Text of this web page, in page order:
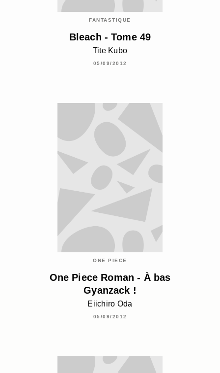
FANTASTIQUE
Bleach - Tome 49
Tite Kubo
05/09/2012
ONE PIECE
One Piece Roman - À bas
Gyanzack !
Eiichiro Oda
05/09/2012